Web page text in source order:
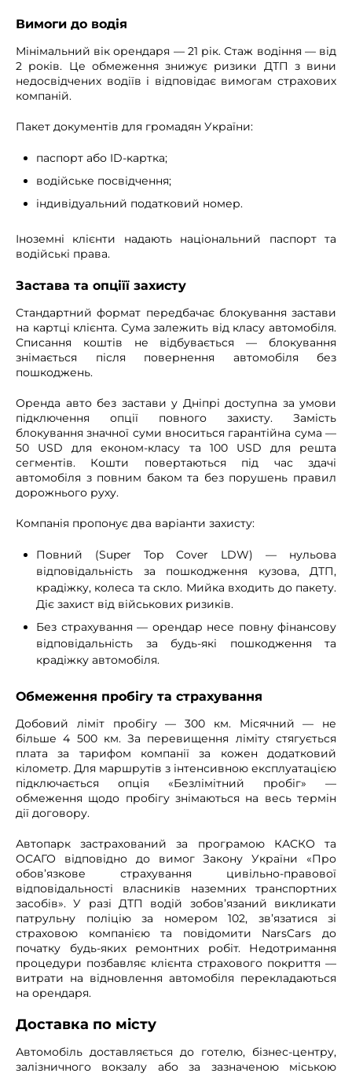
Вимоги до водія
Мінімальний вік орендаря — 21 рік. Стаж водіння — від
2 років. Це обмеження знижує ризики ДТП з вини
недосвідчених водіїв і відповідає вимогам страхових
компаній.
Пакет документів для громадян України:
паспорт або ID-картка;
водійське посвідчення;
індивідуальний податковий номер.
Іноземні клієнти надають національний паспорт та
водійські права.
Застава та опціїї захисту
Стандартний формат передбачає блокування застави
на картці клієнта. Сума залежить від класу автомобіля.
Списання коштів не відбувається — блокування
знімається після повернення автомобіля без
пошкоджень.
Оренда авто без застави у Дніпрі доступна за умови
підключення опції повного захисту. Замість
блокування значної суми вноситься гарантійна сума —
50 USD для економ-класу та 100 USD для решта
сегментів. Кошти повертаються під час здачі
автомобіля з повним баком та без порушень правил
дорожнього руху.
Компанія пропонує два варіанти захисту:
Повний (Super Top Cover LDW) — нульова
відповідальність за пошкодження кузова, ДТП,
крадіжку, колеса та скло. Мийка входить до пакету.
Діє захист від військових ризиків.
Без страхування — орендар несе повну фінансову
відповідальність за будь-які пошкодження та
крадіжку автомобіля.
Обмеження пробігу та страхування
Добовий ліміт пробігу — 300 км. Місячний — не
більше 4 500 км. За перевищення ліміту стягується
плата за тарифом компанії за кожен додатковий
кілометр. Для маршрутів з інтенсивною експлуатацією
підключається опція «Безлімітний пробіг» —
обмеження щодо пробігу знімаються на весь термін
дії договору.
Автопарк застрахований за програмою КАСКО та
ОСАГО відповідно до вимог Закону України «Про
обов’язкове страхування цивільно-правової
відповідальності власників наземних транспортних
засобів». У разі ДТП водій зобов’язаний викликати
патрульну поліцію за номером 102, зв’язатися зі
страховою компанією та повідомити NarsCars до
початку будь-яких ремонтних робіт. Недотримання
процедури позбавляє клієнта страхового покриття —
витрати на відновлення автомобіля перекладаються
на орендаря.
Доставка по місту
Автомобіль доставляється до готелю, бізнес-центру,
залізничного вокзалу або за зазначеною міською